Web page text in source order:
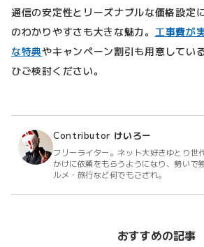
通信の安定性とリーズナブルな価格設定
のわかりやすさも大きな魅力。 工事費が
な特典やキャンペーン割引も用意してい
ひご検討ください。
Contributor けいろー
フリーライター。ネット大好きゆとり世
かけに依頼をもらうようになり、勢いで
ルメ・旅行など何でもござれ。
おすすめの記事